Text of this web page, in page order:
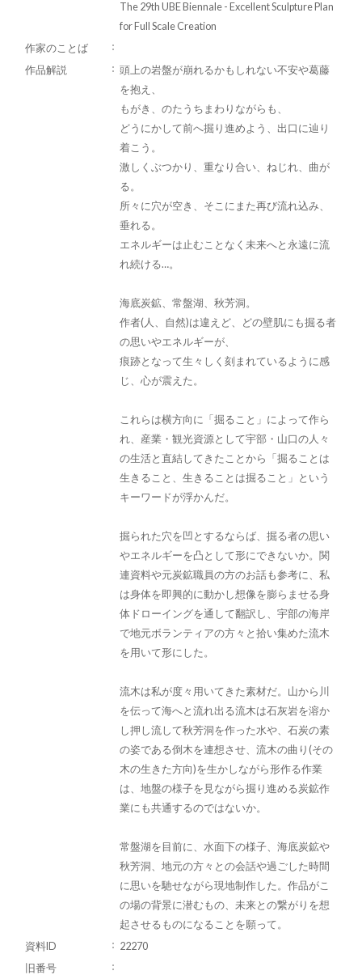
The 29th UBE Biennale - Excellent Sculpture Plan
for Full Scale Creation
作家のことば
作品解説
頭上の岩盤が崩れるかもしれない不安や葛藤
を抱え、
もがき、のたうちまわりながらも、
どうにかして前へ掘り進めよう、出口に辿り
着こう。
激しくぶつかり、重なり合い、ねじれ、曲が
る。
所々に穴が空き、そこにまた再び流れ込み、
垂れる。
エネルギーは止むことなく未来へと永遠に流
れ続ける…。
海底炭鉱、常盤湖、秋芳洞。
作者(人、自然)は違えど、どの壁肌にも掘る者
の思いやエネルギーが、
痕跡となって生々しく刻まれているように感
じ、心が震えた。
これらは横方向に「掘ること」によって作ら
れ、産業・観光資源として宇部・山口の人々
の生活と直結してきたことから「掘ることは
生きること、生きることは掘ること」という
キーワードが浮かんだ。
掘られた穴を凹とするならば、掘る者の思い
やエネルギーを凸として形にできないか。関
連資料や元炭鉱職員の方のお話も参考に、私
は身体を即興的に動かし想像を膨らませる身
体ドローイングを通して翻訳し、宇部の海岸
で地元ボランティアの方々と拾い集めた流木
を用いて形にした。
流木は私が度々用いてきた素材だ。山から川
を伝って海へと流れ出る流木は石灰岩を溶か
し押し流して秋芳洞を作った水や、石炭の素
の姿である倒木を連想させ、流木の曲り(その
木の生きた方向)を生かしながら形作る作業
は、地盤の様子を見ながら掘り進める炭鉱作
業にも共通するのではないか。
常盤湖を目前に、水面下の様子、海底炭鉱や
秋芳洞、地元の方々との会話や過ごした時間
に思いを馳せながら現地制作した。作品がこ
の場の背景に潜むもの、未来との繋がりを想
起させるものになることを願って。
資料ID
22270
旧番号